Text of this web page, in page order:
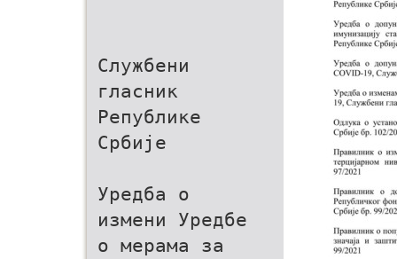
Службени
гласник
Републике
Србије
Уредба о
измени Уредбе
о мерама за